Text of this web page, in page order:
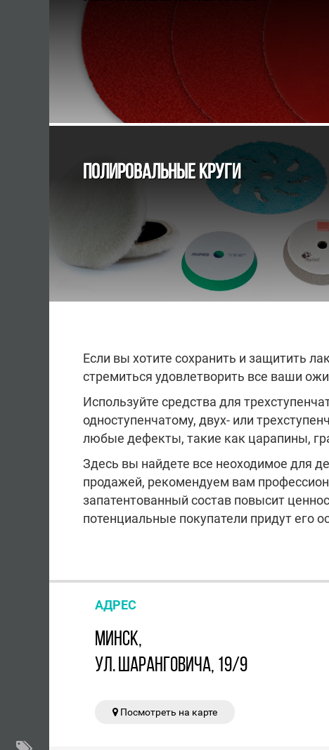
ПОЛИРОВАЛЬНЫЕ КРУГИ
Если вы хотите сохранить и защитить
стремиться удовлетворить все ваши
Используйте средства для
одноступенчатому, двух- или
любые дефекты, такие как царапины,
Здесь вы найдете все неоходимое для
продажей, рекомендуем вам
запатентованный состав повысит
потенциальные покупатели придут его
АДРЕС
МИНСК,
УЛ. ШАРАНГОВИЧА, 19/9
Посмотреть на карте